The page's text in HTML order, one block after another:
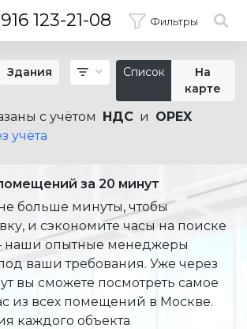
123-21-08 Фильтры
×
Здания Список
На
карте
с учётом НДС и OPEX
учёта
за 20 минут
больше минуты, чтобы
и сэкономите часы на поиске
опытные менеджеры
ваши требования. Уже через
вы сможете посмотреть самое
из всех помещений в Москве.
каждого объекта